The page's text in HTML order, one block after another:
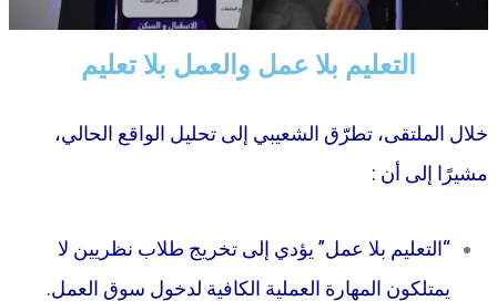
التعليم بلا عمل والعمل بلا تعليم
خلال الملتقى، تطرّق الشعيبي إلى تحليل الواقع الحالي،
مشيرًا إلى أن :
“التعليم بلا عمل” يؤدي إلى تخريج طلاب نظريين لا
يمتلكون المهارة العملية الكافية لدخول سوق العمل.